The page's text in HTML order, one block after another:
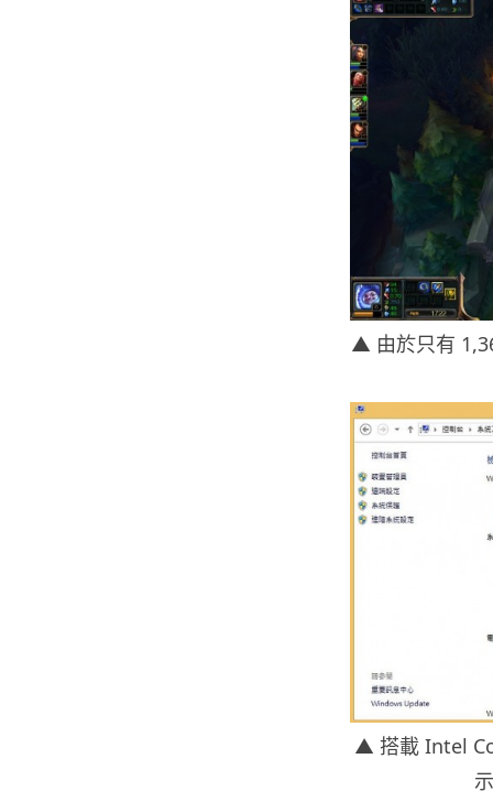
▲ 由於只有
▲ 搭載 Intel